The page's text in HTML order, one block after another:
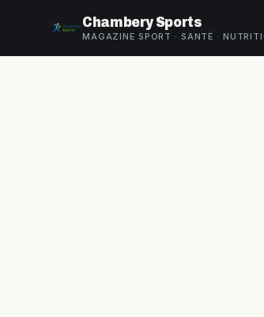
Chambery Sports
MAGAZINE SPORT · SANTÉ ·